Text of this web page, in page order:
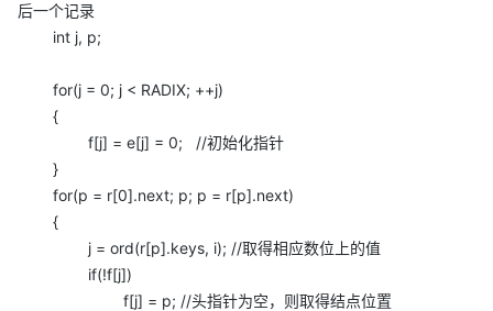
后一个记录
int j, p;
for(j = 0; j < RADIX; ++j)
{
f[j] = e[j] = 0; //初始化指针
}
for(p = r[0].next; p; p = r[p].next)
{
j = ord(r[p].keys, i); //取得相应数位上的值
if(!f[j])
f[j] = p; //头指针为空，则取得结点位置